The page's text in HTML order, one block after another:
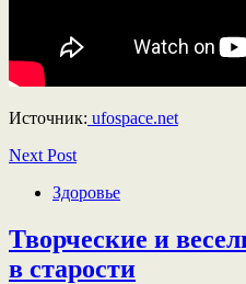
Источник: ufospace.net
Next Post
Здоровье
Творческие и
в старости